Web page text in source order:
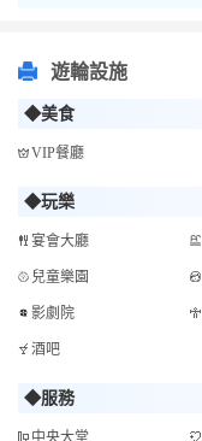
遊輪設施
◆美食
VIP餐廳
◆玩樂
宴會大廳
兒童樂園
影劇院
酒吧
◆服務
中央大堂